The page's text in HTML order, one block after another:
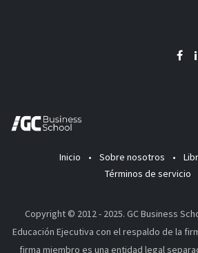
Inicio • Sobre nosotros •
Términos de servicio
Copyright © 2012 - 2025. GC Business
Educación Ejecutiva con el respaldo de la
firma miembro es una entidad legal